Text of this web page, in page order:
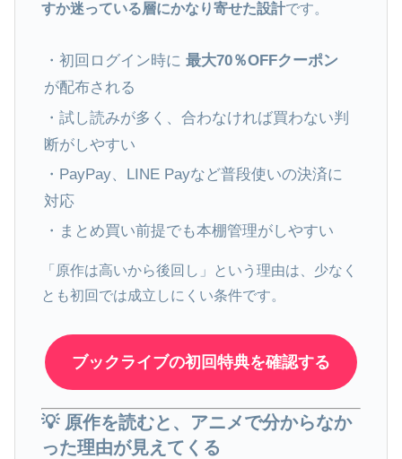
すか迷っている層にかなり寄せた設計です。
・初回ログイン時に最大70％OFFクーポン
が配布される
・試し読みが多く、合わなければ買わない判
断がしやすい
・PayPay、LINE Payなど普段使いの決済に
対応
・まとめ買い前提でも本棚管理がしやすい
「原作は高いから後回し」という理由は、少なく
とも初回では成立しにくい条件です。
ブックライブの初回特典を確認する
💡 原作を読むと、アニメで分からなか
った理由が見えてくる